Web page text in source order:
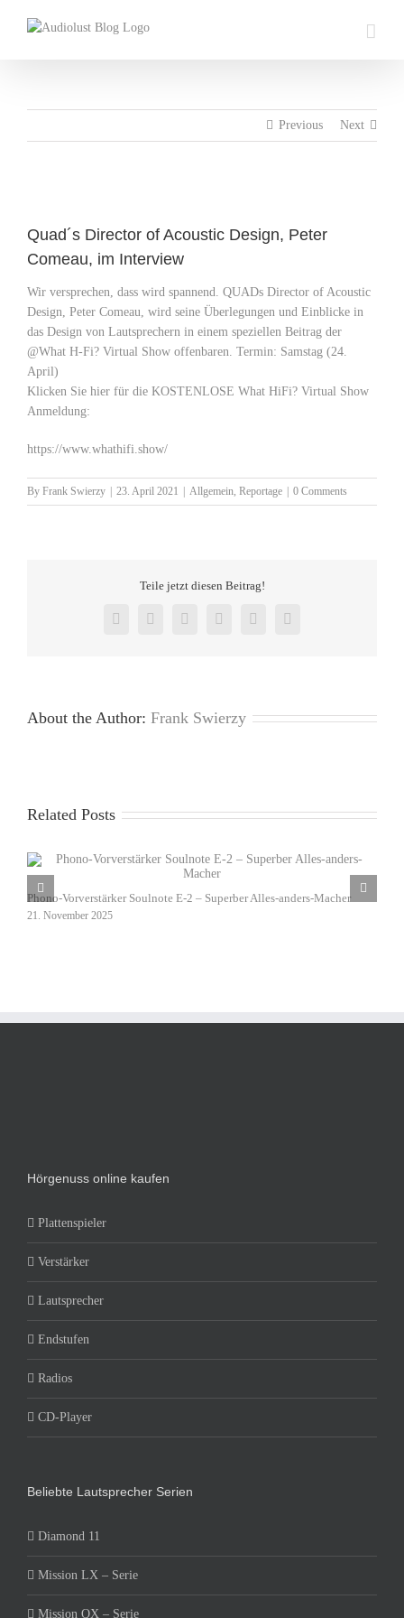
Previous Next
Image
Quad´s Director of Acoustic Design, Peter
Comeau, im Interview
Wir versprechen, dass wird spannend. QUADs Director of Acoustic
Design, Peter Comeau, wird seine Überlegungen und Einblicke in
das Design von Lautsprechern in einem speziellen Beitrag der
@What H-Fi? Virtual Show offenbaren. Termin: Samstag (24.
April)
Klicken Sie hier für die KOSTENLOSE What HiFi? Virtual Show
Anmeldung:
https://www.whathifi.show/
By Frank Swierzy 23. April 2021 Allgemein, Reportage 0 Comments
Teile jetzt diesen Beitrag!
Facebook
X RedditLinkedInPinterestVk
About the Author: Frank Swierzy
Related Posts
Phono-Vorverstärker Soulnote E-2 – Superber Alles-anders-Macher
21. November 2025
Hörgenuss online kaufen
Plattenspieler
Verstärker
Lautsprecher
Endstufen
Radios
CD-Player
Beliebte Lautsprecher Serien
Diamond 11
Mission LX – Serie
Mission QX – Serie